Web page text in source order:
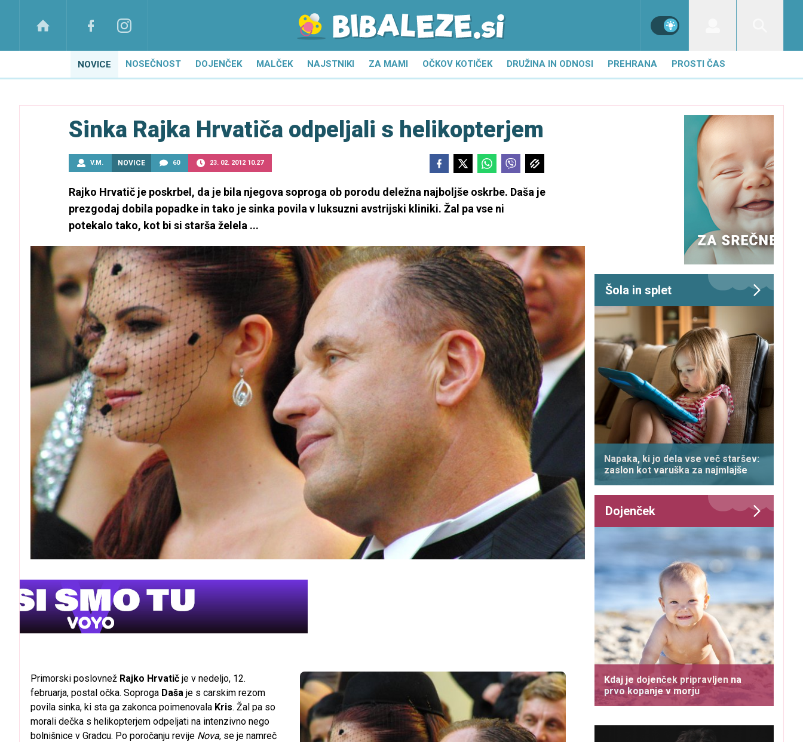
NOVICE NOSEČNOST DOJENČEK MALČEK NAJSTNIKI ZA MAMI OČKOV KOTIČEK DRUŽINA IN ODNOSI PREHRANA PROSTI ČAS
Sinka Rajka Hrvatiča odpeljali s helikopterjem
V.M. NOVICE 60 23. 02. 2012 10.27
Rajko Hrvatič je poskrbel, da je bila njegova soproga ob porodu deležna najboljše oskrbe. Daša je
prezgodaj dobila popadke in tako je sinka povila v luksuzni avstrijski kliniki. Žal pa vse ni
potekalo tako, kot bi si starša želela ...
Primorski poslovnež Rajko Hrvatič je v nedeljo, 12.
februarja, postal očka. Soproga Daša je s carskim rezom
povila sinka, ki sta ga zakonca poimenovala Kris. Žal pa so
morali dečka s helikopterjem odpeljati na intenzivno nego
bolnišnice v Gradcu. Po poročanju revije Nova, se je namreč
Šola in splet
Napaka, ki jo dela vse več staršev:
zaslon kot varuška za najmlajše
Dojenček
Kdaj je dojenček pripravljen na
prvo kopanje v morju